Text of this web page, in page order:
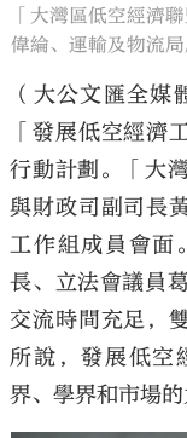
「大灣區低空經濟
偉綸、運輸及物流
（大公文匯全
「發展低空經濟
行動計劃。「大
與財政司副司長
工作組成員會面
長、立法會議員
交流時間充足，
所說，發展低空
界、學界和市場的